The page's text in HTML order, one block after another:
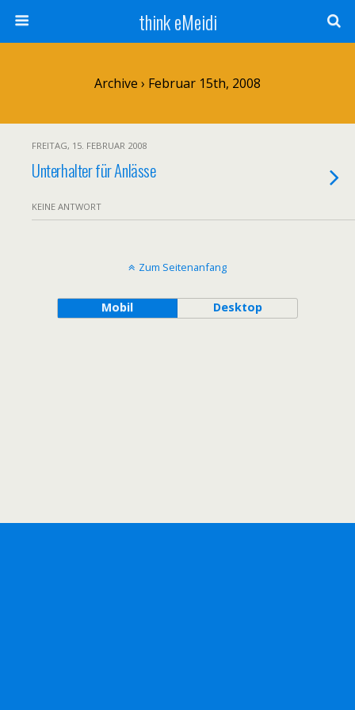
think eMeidi
Archive › Februar 15th, 2008
FREITAG, 15. FEBRUAR 2008
Unterhalter für Anlässe
KEINE ANTWORT
Zum Seitenanfang
Mobil Desktop